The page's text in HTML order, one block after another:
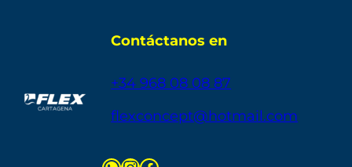
Contáctanos en
+34 968 08 08 87
flexconcept@hotmail.com